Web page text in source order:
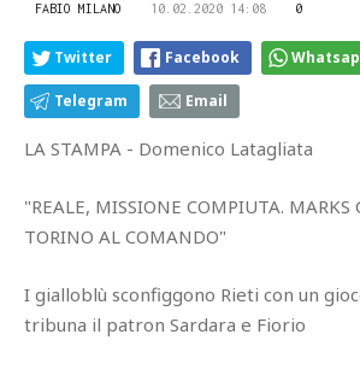
FABIO MILANO 10.02.2020 14:08 0
Twitter Facebook
Telegram Email
LA STAMPA - Domenico Latagliata
"REALE, MISSIONE COMPIUTA. MARKS
TORINO AL COMANDO"
I gialloblù sconfiggono Rieti con un
tribuna il patron Sardara e Fiorio